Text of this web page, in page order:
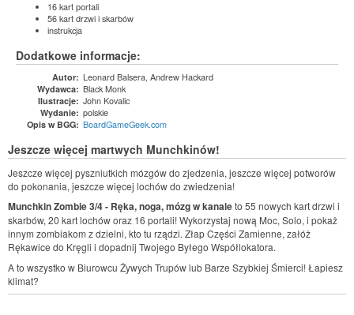
16 kart portali
56 kart drzwi i skarbów
instrukcja
Dodatkowe informacje:
Autor: Leonard Balsera, Andrew Hackard
Wydawca: Black Monk
Ilustracje: John Kovalic
Wydanie: polskie
Opis w BGG: BoardGameGeek.com
Jeszcze więcej martwych Munchkinów!
Jeszcze więcej pyszniutkich mózgów do zjedzenia, jeszcze więcej potworów
do pokonania, jeszcze więcej lochów do zwiedzenia!
Munchkin Zombie 3/4 - Ręka, noga, mózg w kanaleto 55 nowych kart drzwi i
skarbów, 20 kart lochów oraz 16 portali! Wykorzystaj nową Moc, Solo, i pokaż
innym zombiakom z dzielni, kto tu rządzi. Złap Części Zamienne, załóż
Rękawice do Kręgli i dopadnij Twojego Byłego Współlokatora.
A to wszystko w Biurowcu Żywych Trupów lub Barze Szybkiej Śmierci! Łapiesz
klimat?